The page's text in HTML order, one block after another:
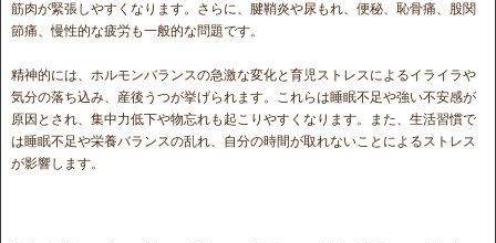
筋肉が緊張しやすくなります。さらに、腱鞘炎や尿もれ、便秘、恥骨痛、股関
節痛、慢性的な疲労も一般的な問題です。
精神的には、ホルモンバランスの急激な変化と育児ストレスによるイライラや
気分の落ち込み、産後うつが挙げられます。これらは睡眠不足や強い不安感が
原因とされ、集中力低下や物忘れも起こりやすくなります。また、生活習慣で
は睡眠不足や栄養バランスの乱れ、自分の時間が取れないことによるストレス
が影響します。